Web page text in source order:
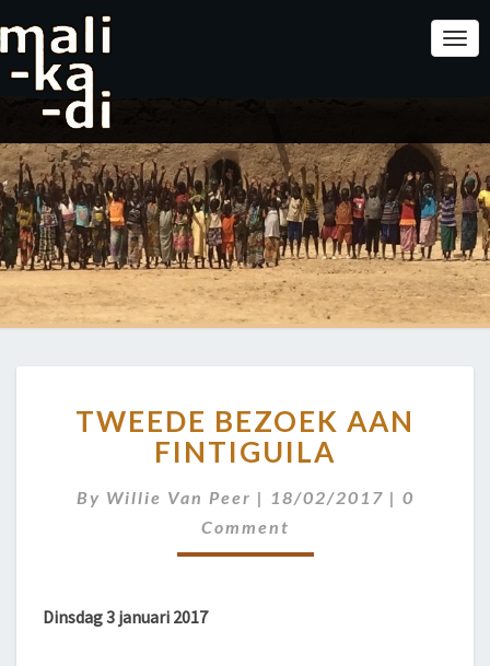
BEZOEK
AAN
FINTIGUILA
TWEEDE BEZOEK AAN
FINTIGUILA
By Willie Van Peer | 18/02/2017 | 0
Comment
Dinsdag 3 januari 2017